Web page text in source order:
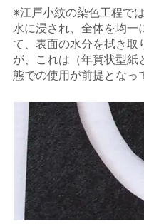
※江戸小紋の染色工程で
水に浸され、全体を均一
て、表面の水分を拭き取
が、これは（年賀状型紙
態での使用が前提となっ